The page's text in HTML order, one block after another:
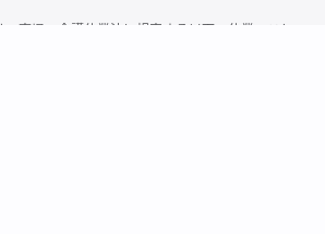
育児・介護休業法に規定する以下の休業のこと